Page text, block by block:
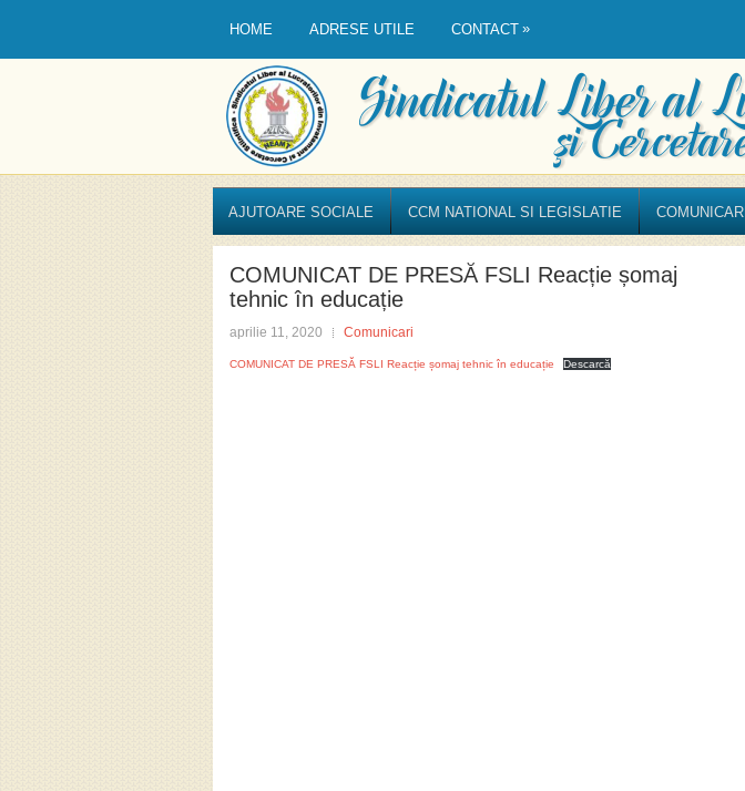
HOME ADRESE UTILE CONTACT »
AJUTOARE SOCIALE CCM NATIONAL SI LEGISLATIE COMUNICARI
COMUNICAT DE PRESĂ FSLI Reacție șomaj
tehnic în educație
aprilie 11, 2020 Comunicari
COMUNICAT DE PRESĂ FSLI Reacție șomaj tehnic în educație Descarcă